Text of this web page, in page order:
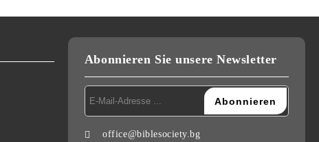
Abonnieren Sie unsere Newsletter
office@biblesociety.bg